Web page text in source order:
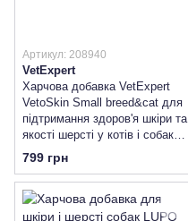
Артикул: 208940
VetExpert
Харчова добавка VetExpert
VetoSkin Small breed&cat для
підтримання здоров'я шкіри та
якості шерсті у котів і собак
малих порід
799 грн